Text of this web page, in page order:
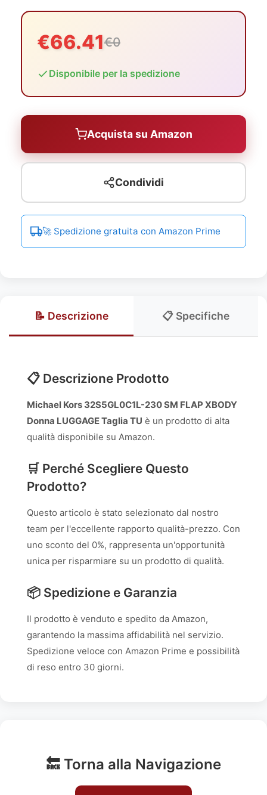
€66.41€0
Disponibile per la spedizione
Acquista su Amazon
Condividi
🚀 Spedizione gratuita con Amazon Prime
📝 Descrizione 📋 Specifiche
📋 Descrizione Prodotto
Michael Kors 32S5GL0C1L-230 SM FLAP XBODY
Donna LUGGAGE Taglia TU è un prodotto di alta
qualità disponibile su Amazon.
🛒 Perché Scegliere Questo
Prodotto?
Questo articolo è stato selezionato dal nostro
team per l'eccellente rapporto qualità-prezzo. Con
uno sconto del 0%, rappresenta un'opportunità
unica per risparmiare su un prodotto di qualità.
📦 Spedizione e Garanzia
Il prodotto è venduto e spedito da Amazon,
garantendo la massima affidabilità nel servizio.
Spedizione veloce con Amazon Prime e possibilità
di reso entro 30 giorni.
🔙 Torna alla Navigazione